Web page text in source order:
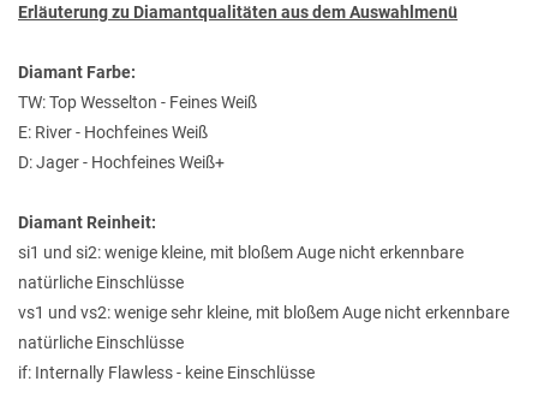
Erläuterung zu Diamantqualitäten aus dem Auswahlmenü
Diamant Farbe:
TW: Top Wesselton - Feines Weiß
E: River - Hochfeines Weiß
D: Jager - Hochfeines Weiß+
Diamant Reinheit:
si1 und si2: wenige kleine, mit bloßem Auge nicht erkennbare
natürliche Einschlüsse
vs1 und vs2: wenige sehr kleine, mit bloßem Auge nicht erkennbare
natürliche Einschlüsse
if: Internally Flawless - keine Einschlüsse